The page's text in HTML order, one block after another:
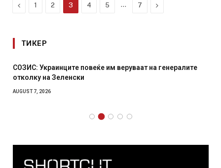
Previous
1 2 3 4 5 … 7 Next
ТИКЕР
СОЗИС: Украинците повеќе им веруваат на генералите
отколку на Зеленски
AUGUST 7, 2026